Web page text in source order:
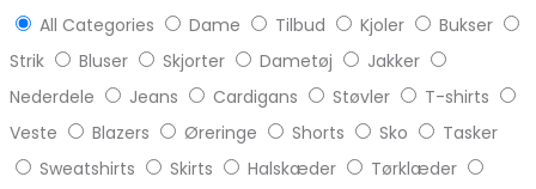
All Categories Dame Tilbud Kjoler
Bukser
Strik
Bluser Skjorter Dametøj
Jakker
Nederdele
Jeans Cardigans Støvler
T-shirts
Veste
Blazers Øreringe Shorts Sko
Tasker
Sweatshirts
Skirts Halskæder
Tørklæder